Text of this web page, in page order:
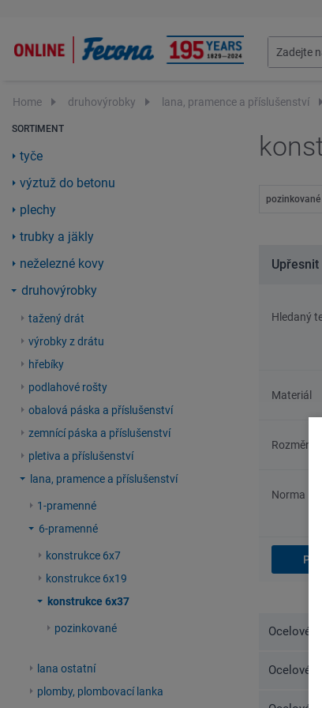
Home druhovýrobky lana, pramence a příslušenství
SORTIMENT
tyče
výztuž do betonu
plechy
trubky a jäkly
neželezné kovy
druhovýrobky
tažený drát
výrobky z drátu
hřebíky
podlahové rošty
obalová páska a příslušenství
zemnící páska a příslušenství
pletiva a příslušenství
lana, pramence a příslušenství
1-pramenné
6-pramenné
konstrukce 6x7
konstrukce 6x19
konstrukce 6x37
pozinkované
lana ostatní
plomby, plombovací lanka
pozinkované
Hledaný
Materiál
Rozměry
Norma
Ocelové
Ocelové